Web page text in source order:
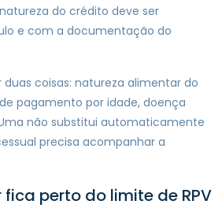
do crédito deve ser
e com a documentação do
coisas: natureza alimentar do
pagamento por idade, doença
não substitui automaticamente
precisa acompanhar a
perto do limite de RPV